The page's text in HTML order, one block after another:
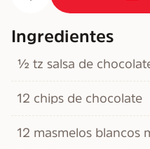
Ingredientes
½ tz salsa de
12 chips de chocolate
12 masmelos blancos